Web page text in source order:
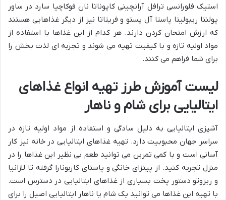
استیک فلورانسی ترافل آرانچینی کاپوناتا نان فوکاچیا سارد در ساور
پولنتا ریبولیتا پاستا آل پستو و فریتاتا نیز از دیگر غذاهایی هستند
که ارزش امتحان کردن دارند. هر کدام از این غذاها با استفاده از
مواد اولیه تازه و با کیفیت تهیه می شوند و تجربه ای لذت بخش را
برای شما فراهم می کنند.
لیست آموزش طرز تهیه انواع غذاهای
ایتالیایی برای شام و ناهار
آشپزی ایتالیایی به دلیل سادگی و استفاده از مواد اولیه تازه در
سراسر جهان محبوبیت دارد. تهیه غذاهای ایتالیایی در خانه نیز کار
آسانی است و با کمی تمرین می توانید طعم بی نظیر این غذاها را در
منزل تجربه کنید. از پیتزای خانگی و پاستای کاربونارا گرفته تا لازانیا
و ریزوتو دستور پخت بسیاری از غذاهای ایتالیایی در دسترس است.
با تهیه این غذاها می توانید یک شام یا ناهار ایتالیایی اصیل را برای